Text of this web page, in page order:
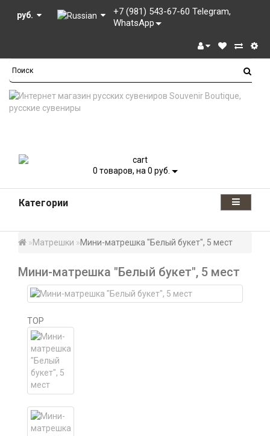
руб.
+7 (981) 543-67-60 Telegram,
WhatsApp
0 товаров, на 0 руб.
Категории
Матрешки Мини-матрешка "Белый букет", 5 мест
Мини-матрешка "Белый букет", 5 мест
TOP